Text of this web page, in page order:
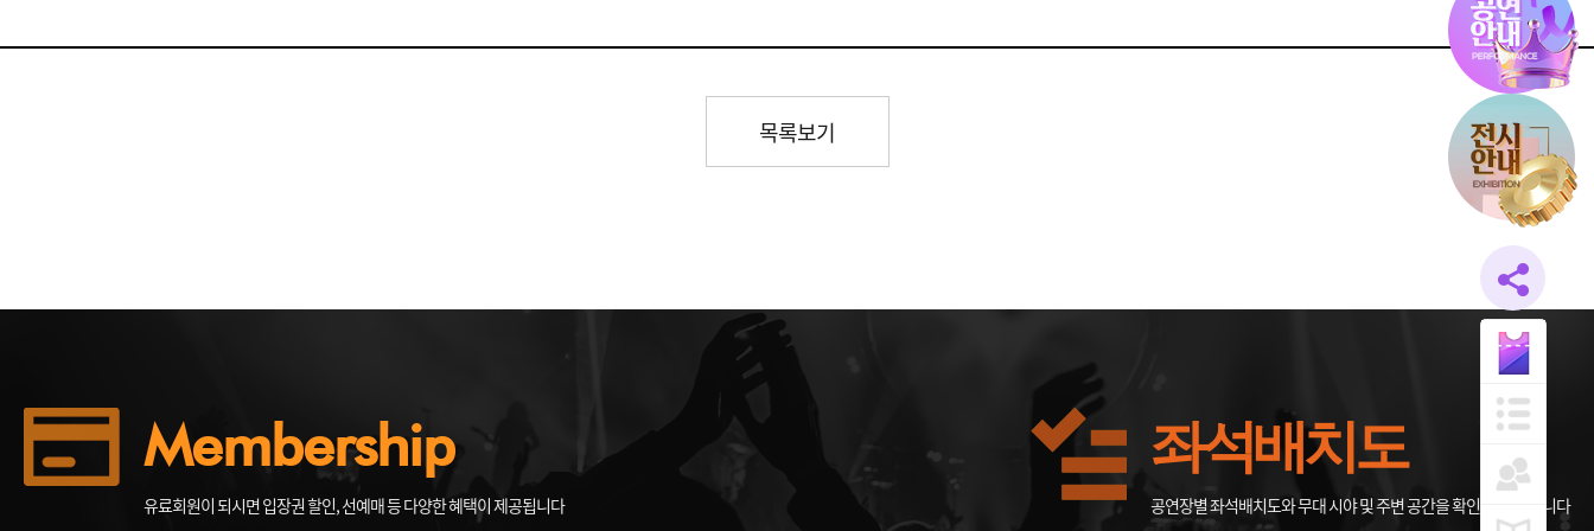
목록보기
Membership
유료회원이 되시면 입장권 할인, 선예매 등 다양한 혜택이 제공됩니다
좌석배치도
공연장별 좌석배치도와 무대 시야 및 주변 공간을 확인할 수 있습니다